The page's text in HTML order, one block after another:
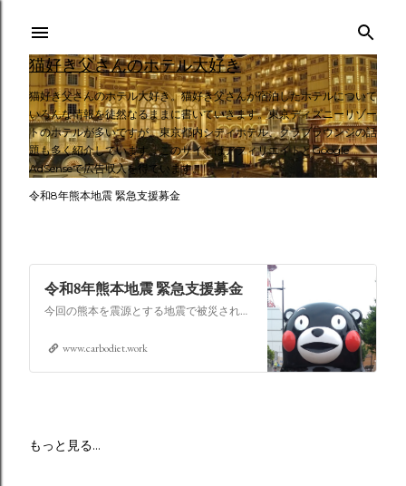
スキップしてメイン コンテンツに移動
猫好き父さんのホテル大好き
猫好き父さんのホテル大好き。猫好き父さんが宿泊したホテルについて
いろんな情報を徒然なるままに書いていきます。東京ディズニーリゾー
トのホテルが多いですが、東京都内シティホテル、クラブラウンジの話
題も多く紹介しています。このサイトはアフィリエイトとGoogle
AdSenseで広告収入を得ています。
令和8年熊本地震 緊急支援募金
令和8年熊本地震 緊急支援募金
今回の熊本を震源とする地震で被災された皆さままだまだ余震も続き大変な時間を過ごされていると思います。心よりお見舞い申し上げます
www.carbodiet.work
もっと見る…